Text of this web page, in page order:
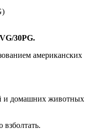
30PG.
американских
и домашних животных
взболтать.